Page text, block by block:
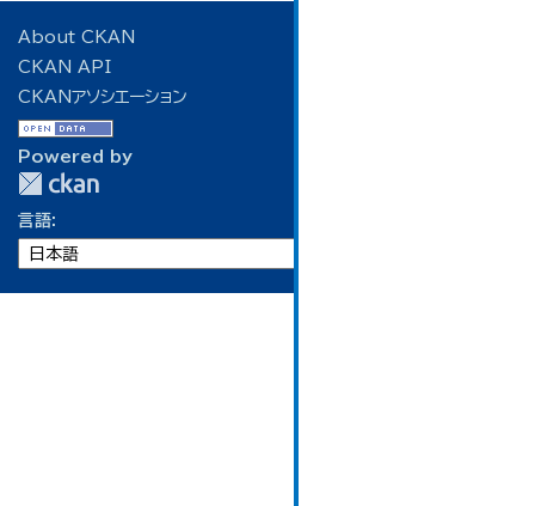
About CKAN
CKAN API
CKANアソシエーション
Powered by
言語